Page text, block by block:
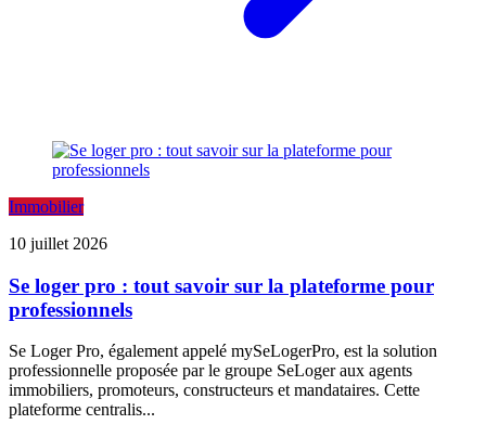
Immobilier
10 juillet 2026
Se loger pro : tout savoir sur la plateforme pour
professionnels
Se Loger Pro, également appelé mySeLogerPro, est la solution
professionnelle proposée par le groupe SeLoger aux agents
immobiliers, promoteurs, constructeurs et mandataires. Cette
plateforme centralis...